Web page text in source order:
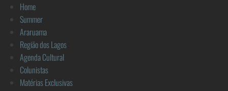
Home
Summer
Araruama
Região dos Lagos
Agenda Cultural
Colunistas
Matérias Exclusivas